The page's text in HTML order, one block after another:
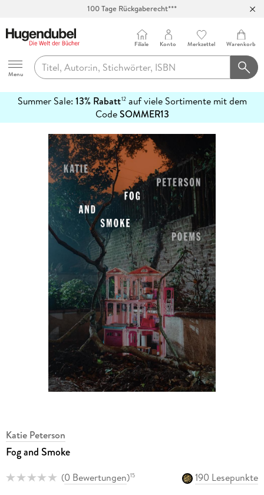
100 Tage Rückgaberecht***
Hugendubel
Menu
Filiale Konto Merkzettel Warenkorb
Summer Sale: 13% Rabatt12auf viele Sortimente mit dem
CodeSOMMER13
erfahren
Katie Peterson
Fog and Smoke
(0 Bewertungen)15
190 Lesepunkte